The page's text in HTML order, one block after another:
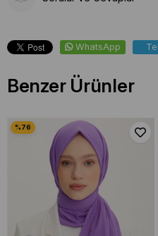
WhatsApp
Benzer Ürünler